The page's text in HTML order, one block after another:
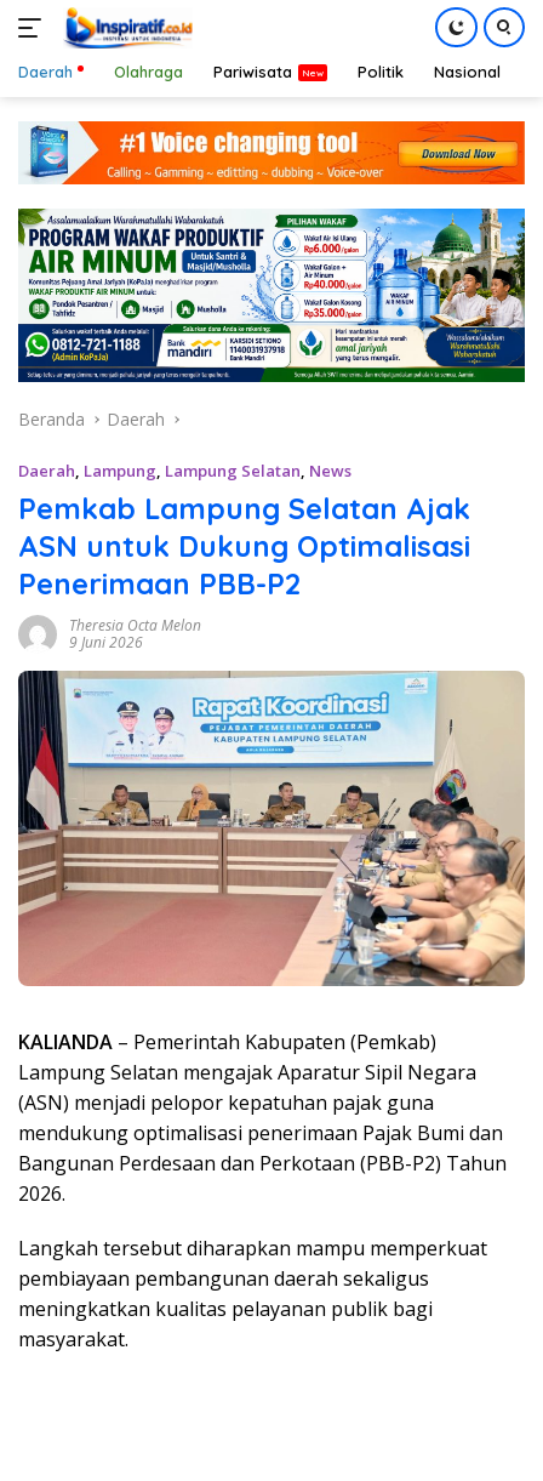
konten
Daerah Olahraga Pariwisata Politik Nasional
Beranda Daerah
Daerah, Lampung, Lampung Selatan, News
Pemkab Lampung Selatan Ajak
ASN untuk Dukung Optimalisasi
Penerimaan PBB-P2
Theresia Octa Melon
9 Juni 2026
KALIANDA – Pemerintah Kabupaten (Pemkab)
Lampung Selatan mengajak Aparatur Sipil Negara
(ASN) menjadi pelopor kepatuhan pajak guna
mendukung optimalisasi penerimaan Pajak Bumi dan
Bangunan Perdesaan dan Perkotaan (PBB-P2) Tahun
2026.
Langkah tersebut diharapkan mampu memperkuat
pembiayaan pembangunan daerah sekaligus
meningkatkan kualitas pelayanan publik bagi
masyarakat.